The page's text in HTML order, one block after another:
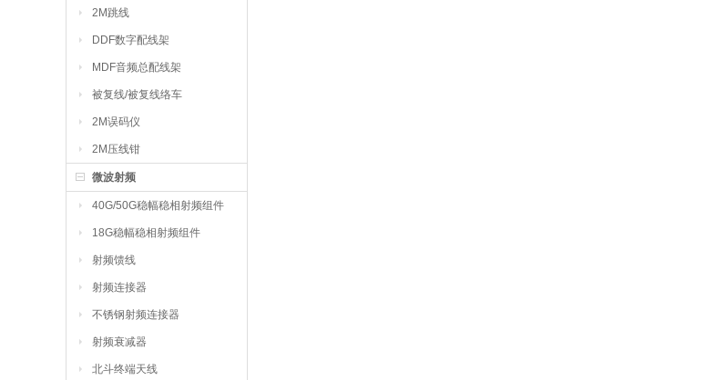
2M跳线
DDF数字配线架
MDF音频总配线架
被复线/被复线络车
2M误码仪
2M压线钳
微波射频
40G/50G稳幅稳相射频组件
18G稳幅稳相射频组件
射频馈线
射频连接器
不锈钢射频连接器
射频衰减器
北斗终端天线